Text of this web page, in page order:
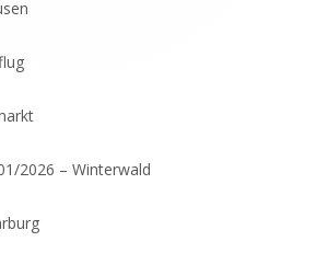
2026 – Winterwald